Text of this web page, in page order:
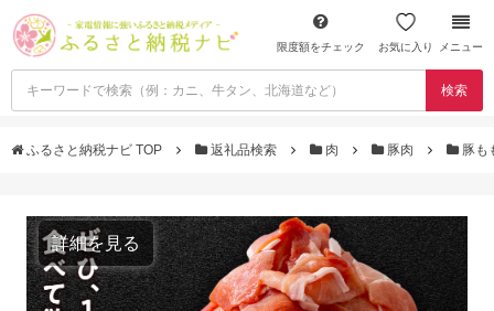
限度額をチェック お気に入り メニュー
検索
ふるさと納税ナビ TOP 返礼品検索 肉 豚肉 豚も
詳細を見る